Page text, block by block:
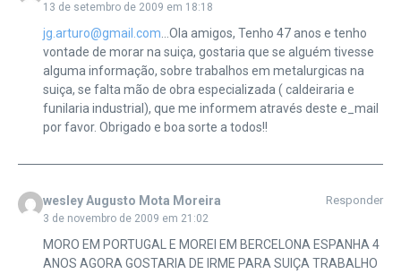
13 de setembro de 2009 em 18:18
jg.arturo@gmail.com…Ola amigos, Tenho 47 anos e tenho
vontade de morar na suiça, gostaria que se alguém tivesse
alguma informação, sobre trabalhos em metalurgicas na
suiça, se falta mão de obra especializada ( caldeiraria e
funilaria industrial), que me informem através deste e_mail
por favor. Obrigado e boa sorte a todos!!
wesley Augusto Mota Moreira
3 de novembro de 2009 em 21:02
Responder
MORO EM PORTUGAL E MOREI EM BERCELONA ESPANHA 4
ANOS AGORA GOSTARIA DE IRME PARA SUIÇA TRABALHO